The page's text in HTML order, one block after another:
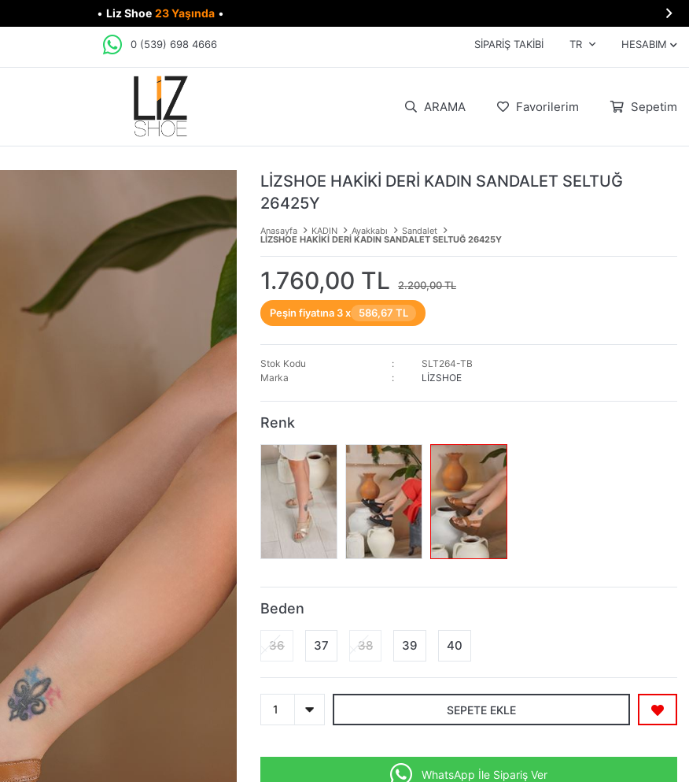
• Liz Shoe 23 Yaşında • 
0 (539) 698 4666 SIPARIŞ TAKIBI TR HESABIM
ARAMA Favorilerim Sepetim
LİZSHOE HAKİKİ DERİ KADIN SANDALET SELTUĞ
26425Y
Anasayfa KADIN Ayakkabı Sandalet
LİZSHOE HAKİKİ DERİ KADIN SANDALET SELTUĞ 26425Y
1.760,00 TL 2.200,00 TL
Peşin fiyatına 3 x 586,67 TL
Stok Kodu
SLT264-TB
Marka
LİZSHOE
Renk
Beden
36 37 38 39 40
SEPETE EKLE
WhatsApp İle Sipariş Ver